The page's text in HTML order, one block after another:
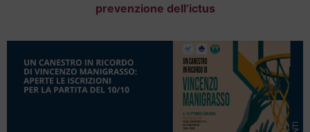
prevenzione dell’ictus